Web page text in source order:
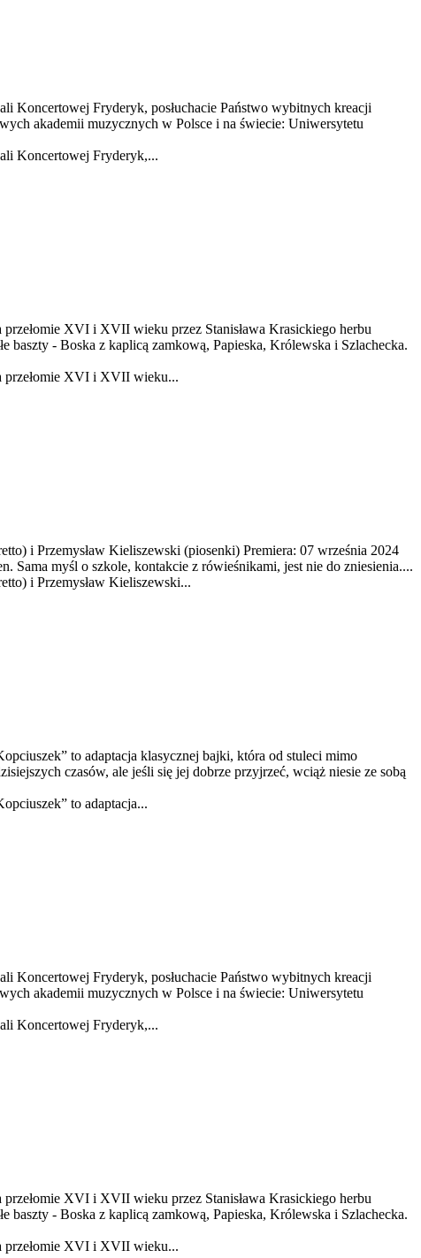
Koncertowej Fryderyk, posłuchacie Państwo wybitnych kreacji
akademii muzycznych w Polsce i na świecie: Uniwersytetu
Koncertowej Fryderyk,...
XVI i XVII wieku przez Stanisława Krasickiego herbu
baszty - Boska z kaplicą zamkową, Papieska, Królewska i Szlachecka.
przełomie XVI i XVII wieku...
i Przemysław Kieliszewski (piosenki) Premiera: 07 września 2024
Sama myśl o szkole, kontakcie z rówieśnikami, jest nie do zniesienia....
i Przemysław Kieliszewski...
to adaptacja klasycznej bajki, która od stuleci mimo
czasów, ale jeśli się jej dobrze przyjrzeć, wciąż niesie ze sobą
to adaptacja...
Koncertowej Fryderyk, posłuchacie Państwo wybitnych kreacji
akademii muzycznych w Polsce i na świecie: Uniwersytetu
Koncertowej Fryderyk,...
XVI i XVII wieku przez Stanisława Krasickiego herbu
baszty - Boska z kaplicą zamkową, Papieska, Królewska i Szlachecka.
przełomie XVI i XVII wieku...